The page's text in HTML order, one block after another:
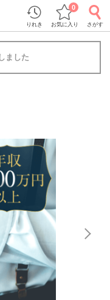
りれき お気に入り
0
さがす
ました